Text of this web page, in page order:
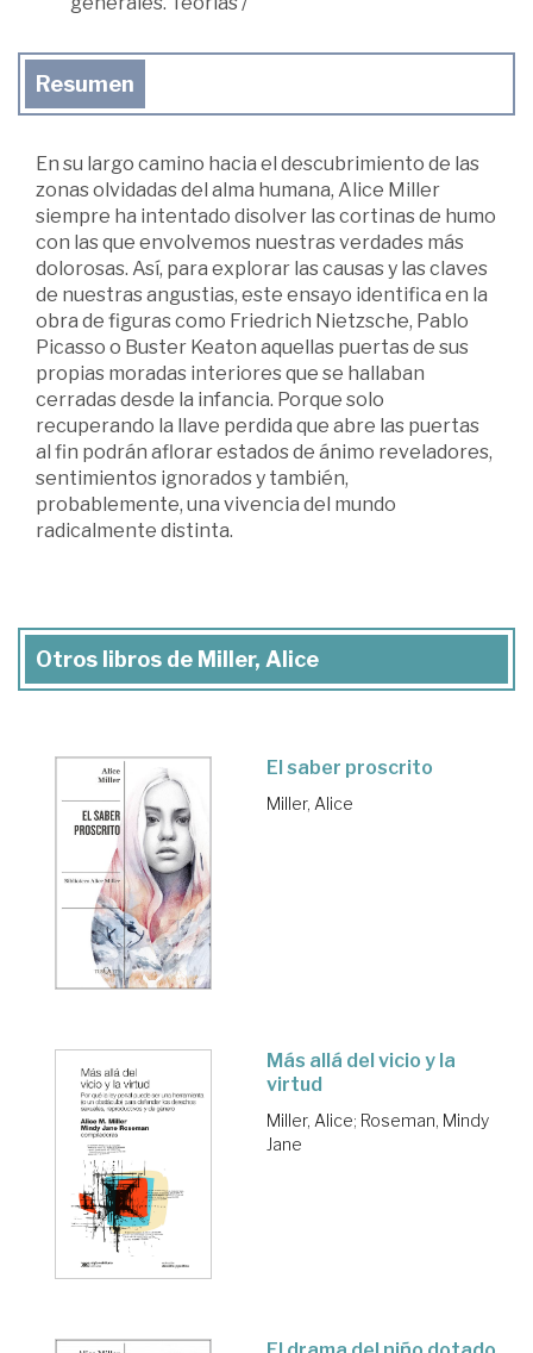
Resumen
En su largo camino hacia el descubrimiento de las
zonas olvidadas del alma humana, Alice Miller
siempre ha intentado disolver las cortinas de humo
con las que envolvemos nuestras verdades más
dolorosas. Así, para explorar las causas y las claves
de nuestras angustias, este ensayo identifica en la
obra de figuras como Friedrich Nietzsche, Pablo
Picasso o Buster Keaton aquellas puertas de sus
propias moradas interiores que se hallaban
cerradas desde la infancia. Porque solo
recuperando la llave perdida que abre las puertas
al fin podrán aflorar estados de ánimo reveladores,
sentimientos ignorados y también,
probablemente, una vivencia del mundo
radicalmente distinta.
Otros libros de Miller, Alice
El saber proscrito
Miller, Alice
Más allá del vicio y la
virtud
Miller, Alice; Roseman, Mindy
Jane